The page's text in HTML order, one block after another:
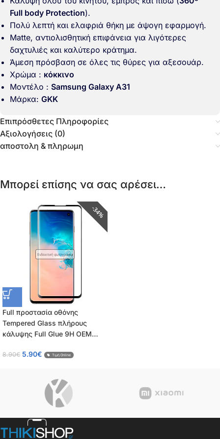
Full body Protection).
Πολύ λεπτή και ελαφριά θήκη με άψογη εφαρμογή.
Matte, αντιολισθητική επιφάνεια για λιγότερες
δαχτυλιές και καλύτερο κράτημα.
Άμεση πρόσβαση σε όλες τις θύρες για αξεσουάρ.
Χρώμα : κόκκινο
Μοντέλο : Samsung Galaxy A31
Μάρκα: GKK
Επιπρόσθετες Πληροφορίες
Αξιολογήσεις (0)
αποστολη & πληρωμη
Μπορεί επίσης να σας αρέσει…
Ενδεικτική φωτογραφία
34%
Full προστασία οθόνης
Tempered Glass πλήρους
κάλυψης Full Glue 9H OEM
A31
8.90€ 5.90€ Τιμή Online